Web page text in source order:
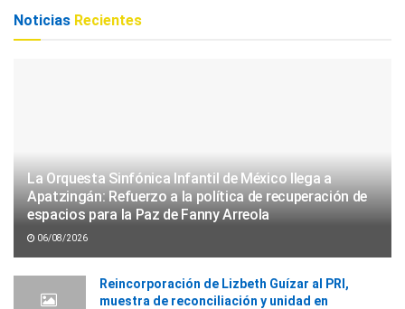
Noticias Recientes
La Orquesta Sinfónica Infantil de México llega a
Apatzingán: Refuerzo a la política de recuperación de
espacios para la Paz de Fanny Arreola
06/08/2026
Reincorporación de Lizbeth Guízar al PRI,
muestra de reconciliación y unidad en